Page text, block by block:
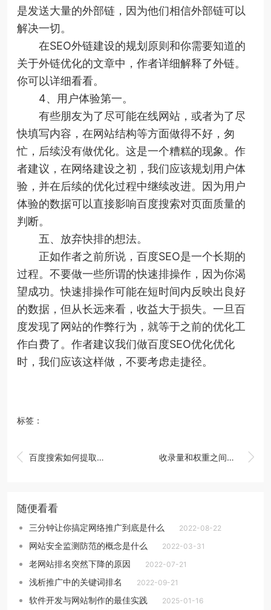
是发送大量的外部链，因为他们相信外部链可以
解决一切。
在SEO外链建设的规划原则和你需要知道的
关于外链优化的文章中，作者详细解释了外链。
你可以详细看看。
4、用户体验第一。
有些朋友为了尽可能在线网站，或者为了尽
快填写内容，在网站结构等方面做得不好，匆
忙，后续没有做优化。这是一个糟糕的现象。作
者建议，在网络建设之初，我们应该规划用户体
验，并在后续的优化过程中继续改进。因为用户
体验的数据可以直接影响百度搜索对页面质量的
判断。
五、放弃快排的想法。
正如作者之前所说，百度SEO是一个长期的
过程。不要做一些所谓的快速排操作，因为你渴
望成功。快速排操作可能在短时间内反映出良好
的数据，但从长远来看，收益大于损失。一旦百
度发现了网站的作弊行为，就等于之前的优化工
作白费了。作者建议我们做百度SEO优化优化
时，我们应该这样做，不要考虑走捷径。
标签：
 百度搜索如何提取页面主体内容 
收录量和权重之间有什么关系
随便看看
三分钟让你搞定网络推广到底是什么 2022-08-22
网站安全监测防范的概念是什么 2022-03-31
老网站排名突然下降的原因 2022-07-21
浅析推广中的关键词排名 2022-09-21
软件开发与网站制作的最佳实践 2025-01-16